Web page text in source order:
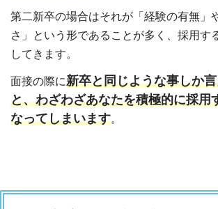
第二新卒の場合はそれが「経験の有無」
さ」という形であることが多く、採用す
してきます。
面接の際に新卒と同じような事しか
と、わざわざあなたを積極的に採用
なってしまいます。